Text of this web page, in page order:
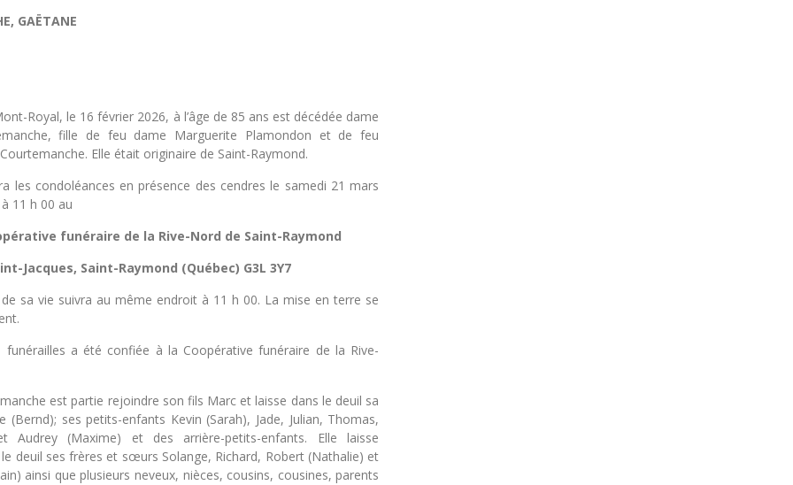
GAËTANE
Royal, le 16 février 2026, à l’âge de 85 ans est décédée dame
fille de feu dame Marguerite Plamondon et de feu
Elle était originaire de Saint-Raymond.
les condoléances en présence des cendres le samedi 21 mars
11 h 00 au
funéraire de la Rive-Nord de Saint-Raymond
Jacques, Saint-Raymond (Québec) G3L 3Y7
sa vie suivra au même endroit à 11 h 00. La mise en terre se
funérailles a été confiée à la Coopérative funéraire de la Rive-
est partie rejoindre son fils Marc et laisse dans le deuil sa
(Bernd); ses petits-enfants Kevin (Sarah), Jade, Julian, Thomas,
Audrey (Maxime) et des arrière-petits-enfants. Elle laisse
deuil ses frères et sœurs Solange, Richard, Robert (Nathalie) et
ainsi que plusieurs neveux, nièces, cousins, cousines, parents